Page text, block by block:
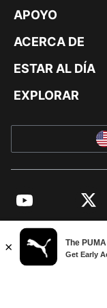
APOYO
ACERCA DE
ESTAR AL DÍA
EXPLORAR
YouTube Twitter